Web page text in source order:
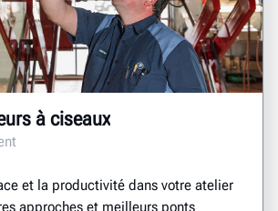
à ciseaux
et la productivité dans votre atelier
approches et meilleurs ponts